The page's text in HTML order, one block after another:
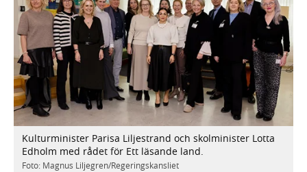
Kulturminister Parisa Liljestrand och skolminister Lotta
Edholm med rådet för Ett läsande land.
Foto: Magnus Liljegren/Regeringskansliet